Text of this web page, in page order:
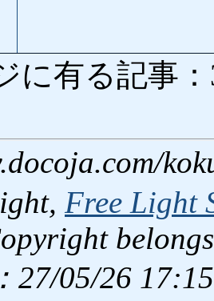
に有る記事
Free Light
27/05/26 17:15